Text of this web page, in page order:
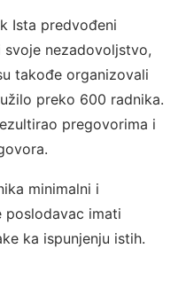
Ista predvođeni
nezadovoljstvo,
takođe organizovali
preko 600 radnika.
pregovorima i
minimalni i
poslodavac imati
ka ispunjenju istih.